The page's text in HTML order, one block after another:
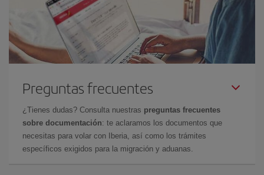
Preguntas frecuentes
¿Tienes dudas? Consulta nuestras preguntas frecuentes
sobre documentación: te aclaramos los documentos que
necesitas para volar con Iberia, así como los trámites
específicos exigidos para la migración y aduanas.